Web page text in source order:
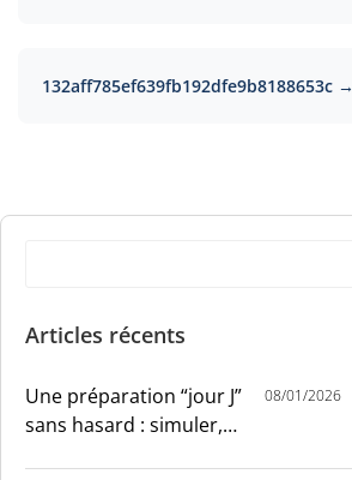
132aff785ef639fb192dfe9b8188653c →
Articles récents
Une préparation “jour J”
sans hasard : simuler,
08/01/2026